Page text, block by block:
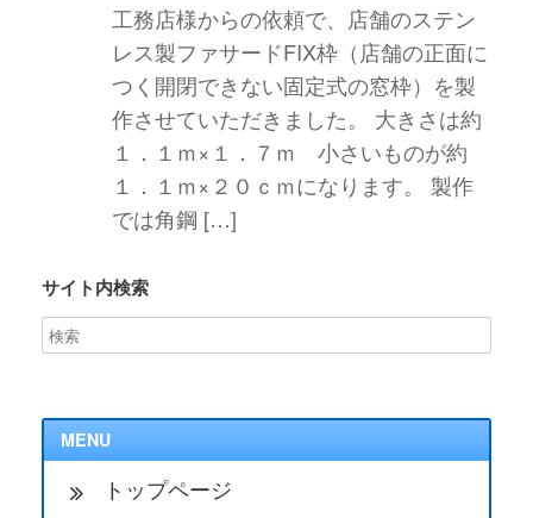
工務店様からの依頼で、店舗のステン
レス製ファサードFIX枠（店舗の正面に
つく開閉できない固定式の窓枠）を製
作させていただきました。 大きさは約
１．１ｍ×１．７ｍ 小さいものが約
１．１ｍ×２０ｃｍになります。 製作
では角鋼 […]
サイト内検索
MENU
トップページ